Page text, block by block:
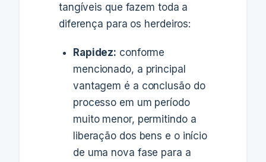
tangíveis que fazem toda a
diferença para os herdeiros:
Rapidez: conforme
mencionado, a principal
vantagem é a conclusão do
processo em um período
muito menor, permitindo a
liberação dos bens e o início
de uma nova fase para a